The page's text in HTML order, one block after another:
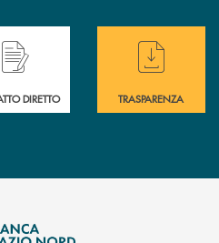
di assistenza immediata ?
DIRETTO
Hai bisogno di
TRASPARENZA